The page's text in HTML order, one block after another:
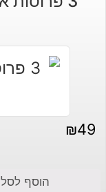
היה:
הוא:
₪49
הוסף לסל